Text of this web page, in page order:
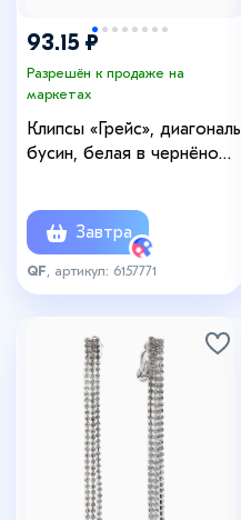
93.15 ₽
Разрешён к продаже на
маркетах
Клипсы «Грейс», диагональ
бусин, белая в чернёном
Завтра
QF , артикул: 6157771
+4